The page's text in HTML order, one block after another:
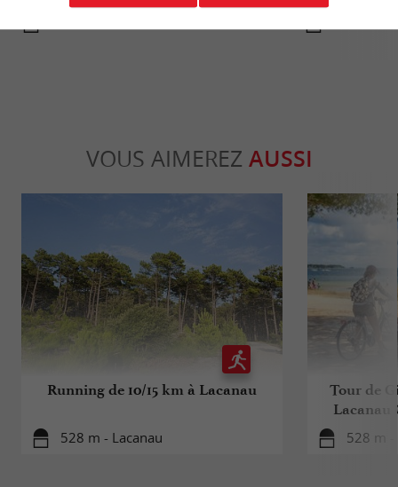
VOUS AIMEREZ AUSSI
Running de 10/15 km à Lacanau
528 m - Lacanau
Tour de
Lacanau
528 m -